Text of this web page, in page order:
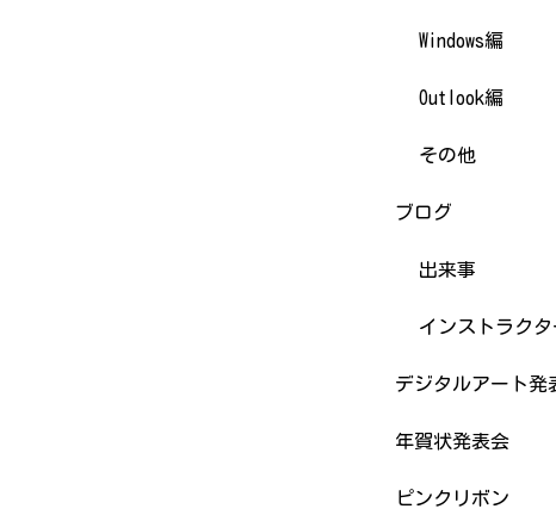
Windows編
Outlook編
その他
ブログ
出来事
インストラク
デジタルアート発
年賀状発表会
ピンクリボン